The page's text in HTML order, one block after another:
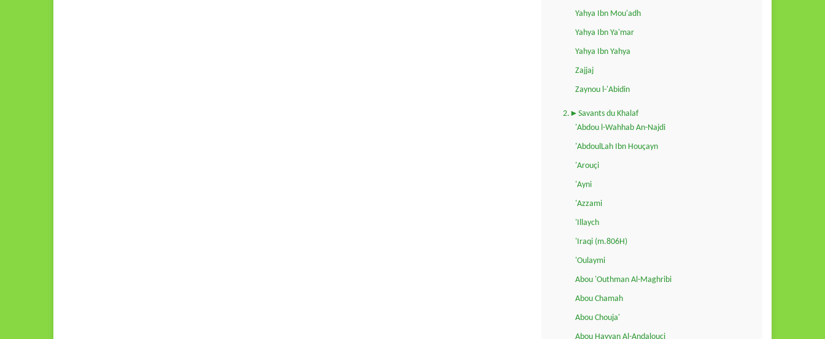
Yahya Ibn Mou'adh
Yahya Ibn Ya'mar
Yahya Ibn Yahya
Zajjaj
Zaynou l-'Abidin
2.►Savants du Khalaf
'Abdou l-Wahhab An-Najdi
'AbdoulLah Ibn Houçayn
'Arouçi
'Ayni
'Azzami
'Illaych
'Iraqi (m.806H)
'Oulaymi
Abou 'Outhman Al-Maghribi
Abou Chamah
Abou Chouja'
Abou Hayyan Al-Andalouçi